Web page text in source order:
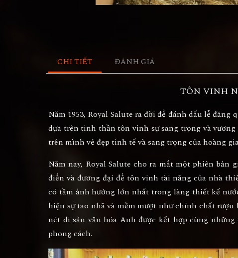
CHI TIẾT ĐÁNH GIÁ
TÔN VINH
Năm 1953, Royal Salute ra đời để đánh dấu lễ
dựa trên tinh thần tôn vinh sự sang trọng và
trên mình vẻ đẹp tinh tế và sang trọng của hoàng
Năm nay, Royal Salute cho ra mắt một phiên
điển và đương đại để tôn vinh tài năng của nhà
có tầm ảnh hưởng lớn nhất trong làng thiết kế
hiện sự tao nhã và mềm mượt như chính chất rượu
nét di sản văn hóa Anh được kết hợp cùng
phong cách.